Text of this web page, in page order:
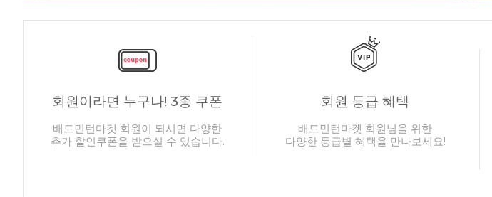
회원이라면 누구나! 3종 쿠폰
배드민턴마켓 회원이 되시면 다양한
추가 할인쿠폰을 받으실 수 있습니다.
회원 등급 혜택
배드민턴마켓 회원님을 위한
다양한 등급별 혜택을 만나보세요!